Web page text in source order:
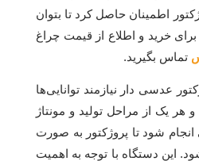
اطمینان حاصل کرد تا بتوان
خرید و اطلاع از قیمت چراغ
تماس بگیرید.
عدسی دار نیازمند توانایی‌ها
یک از مراحل تولید و مونتاژ
شود تا پروژکتور به صورت
این دستگاه با توجه به اهمیت